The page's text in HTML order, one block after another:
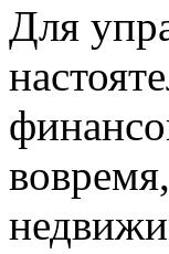
Для